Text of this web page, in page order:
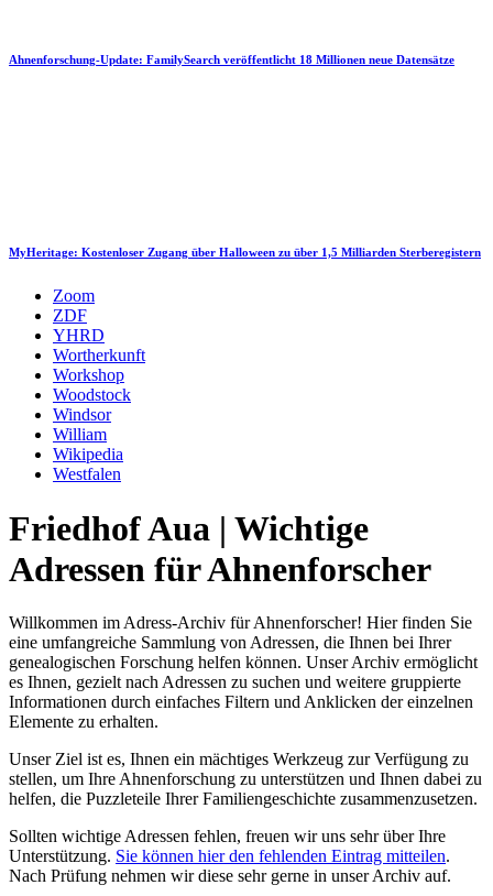
Ahnenforschung-Update: FamilySearch veröffentlicht 18 Millionen neue Datensätze
MyHeritage: Kostenloser Zugang über Halloween zu über 1,5 Milliarden Sterberegistern
Zoom
ZDF
YHRD
Wortherkunft
Workshop
Woodstock
Windsor
William
Wikipedia
Westfalen
Friedhof Aua | Wichtige
Adressen für Ahnenforscher
Willkommen im Adress-Archiv für Ahnenforscher! Hier finden Sie
eine umfangreiche Sammlung von Adressen, die Ihnen bei Ihrer
genealogischen Forschung helfen können. Unser Archiv ermöglicht
es Ihnen, gezielt nach Adressen zu suchen und weitere gruppierte
Informationen durch einfaches Filtern und Anklicken der einzelnen
Elemente zu erhalten.
Unser Ziel ist es, Ihnen ein mächtiges Werkzeug zur Verfügung zu
stellen, um Ihre Ahnenforschung zu unterstützen und Ihnen dabei zu
helfen, die Puzzleteile Ihrer Familiengeschichte zusammenzusetzen.
Sollten wichtige Adressen fehlen, freuen wir uns sehr über Ihre
Unterstützung. Sie können hier den fehlenden Eintrag mitteilen.
Nach Prüfung nehmen wir diese sehr gerne in unser Archiv auf.